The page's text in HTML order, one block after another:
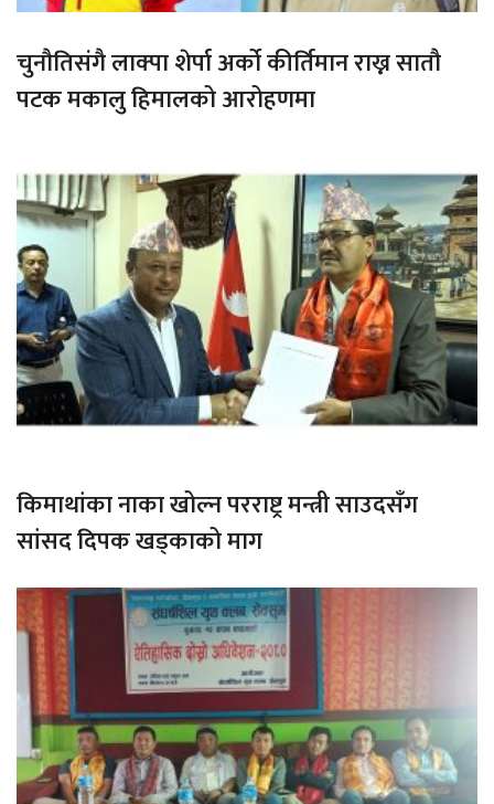
चुनौतिसंगै लाक्पा शेर्पा अर्को कीर्तिमान राख्न सातौ
पटक मकालु हिमालको आरोहणमा
किमाथांका नाका खोल्न परराष्ट्र मन्त्री साउदसँग
सांसद दिपक खड्काको माग